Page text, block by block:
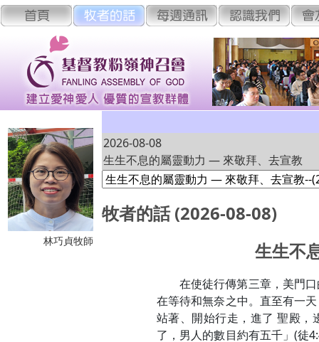
林巧貞牧師
2026-08-08
生生不息的屬靈動力 — 來敬拜、去宣教
牧者的話 (2026-08-08)
生生不
在使徒行傳第三章，美門
在等待和無奈之中。直至有一
站著、開始行走，進了 聖殿，
了，男人的數目約有五千」(徒